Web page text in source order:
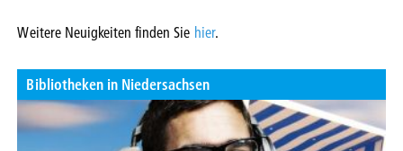
Weitere Neuigkeiten finden Sie hier.
Bibliotheken in Niedersachsen